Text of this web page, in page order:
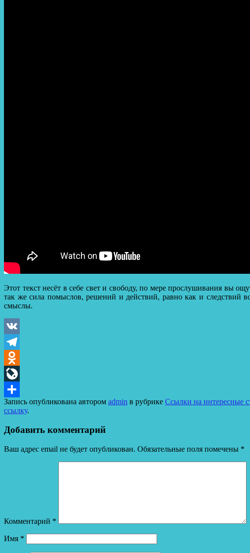
Этот текст несёт в себе свет и свободу, по мере прослушивания вы
так же сила помыслов, решений и действий, равно как и следствий
смыслы.
VK
Telegram
Odnoklassniki
LiveJournal
Отправить
Запись опубликована автором admin в рубрике Ссылки на интересные
ссылку.
Добавить комментарий
Ваш адрес email не будет опубликован. Обязательные поля помечены *
Комментарий *
Имя *